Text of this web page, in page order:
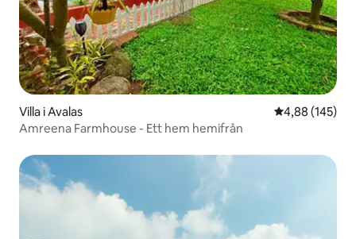
Villa i Avalas 4,88 av 5 i
4,88 (145)
Amreena Farmhouse - Ett hem hemifrån